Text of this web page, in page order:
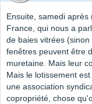
Ensuite, samedi
France, qui nous a
de baies vitrées
fenêtres peuvent être
muretaine. Mais leur
Mais le lotissement
une association
copropriété, chose